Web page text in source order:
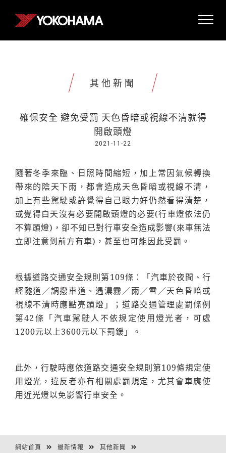
其他新聞
確保安全 避免受罰 天色昏暗或視線不清就得
開啟頭燈
2021-11-22
隨著冬季來臨、日照時間縮短，加上常因氣候轉換
帶來的陰天下雨，都會造成天色昏暗或視線不清，
加上有些駕駛或許覺得自己眼力好仍然看得清楚，
或覺得白天沒有必要開啟頭燈的必要(行車燈依法仍
不算頭燈)，卻不知已對行車安全造成影響(來車無法
立即注意到前方有車)，甚至也可能因此受罰。
根據道路交通安全規則第109條：「汽車於夜間、行
經隧道／調撥車道、遇濃霧／雨／雪／天色昏暗或
視線不清時應點亮頭燈」；道路交通管理處罰條例
第42條「汽車駕駛人不依規定使用燈光者，可處
1200元以上3600元以下罰鍰」。
此外，行駛時應依道路交通安全規則第109條規定使
用燈光，違反者亦有相關處罰規定，尤其會車應使
用近光燈以免影響行車安全。
網站首頁 最新情報 其他新聞